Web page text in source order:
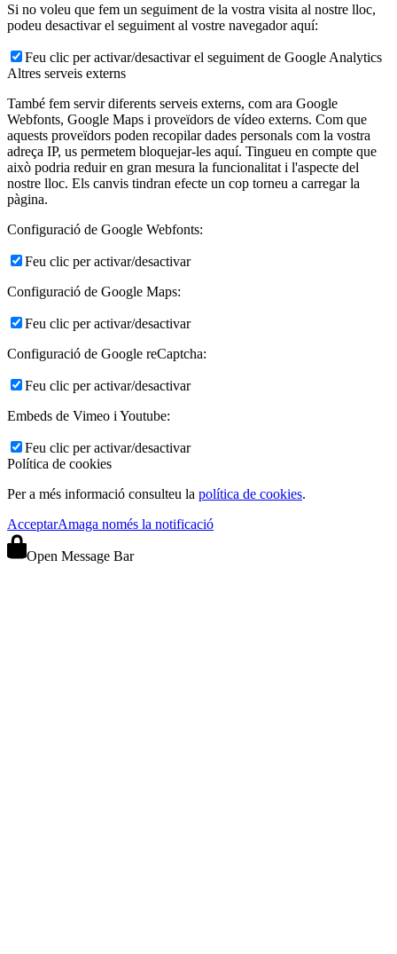
Si no voleu que fem un seguiment de la vostra visita al nostre lloc,
podeu desactivar el seguiment al vostre navegador aquí:
Feu clic per activar/desactivar el seguiment de Google Analytics
Altres serveis externs
També fem servir diferents serveis externs, com ara Google
Webfonts, Google Maps i proveïdors de vídeo externs. Com que
aquests proveïdors poden recopilar dades personals com la vostra
adreça IP, us permetem bloquejar-les aquí. Tingueu en compte que
això podria reduir en gran mesura la funcionalitat i l'aspecte del
nostre lloc. Els canvis tindran efecte un cop torneu a carregar la
pàgina.
Configuració de Google Webfonts:
Feu clic per activar/desactivar
Configuració de Google Maps:
Feu clic per activar/desactivar
Configuració de Google reCaptcha:
Feu clic per activar/desactivar
Embeds de Vimeo i Youtube:
Feu clic per activar/desactivar
Política de cookies
Per a més informació consulteu la política de cookies.
AcceptarAmaga només la notificació
Open Message Bar